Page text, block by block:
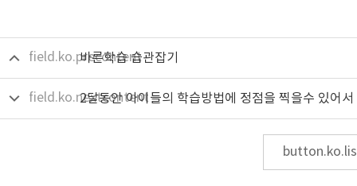
field.ko.precontent
바른학습 습관잡기
field.ko.nextcontent